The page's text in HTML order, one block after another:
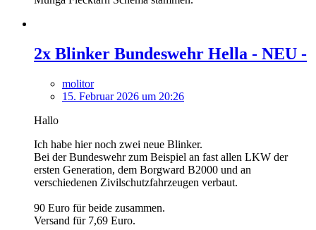
2x Blinker Bundeswehr Hella - NEU -
molitor
15. Februar 2026 um 20:26
Hallo
Ich habe hier noch zwei neue Blinker.
Bei der Bundeswehr zum Beispiel an fast allen LKW der
ersten Generation, dem Borgward B2000 und an
verschiedenen Zivilschutzfahrzeugen verbaut.
90 Euro für beide zusammen.
Versand für 7,69 Euro.